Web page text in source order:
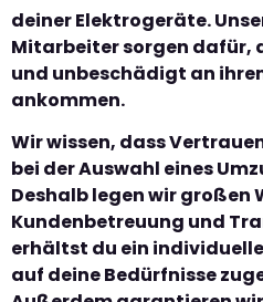
deiner Elektrogeräte.
Mitarbeiter sorgen dafür,
und unbeschädigt an
ankommen.
Wir wissen, dass
bei der Auswahl eines
Deshalb legen wir großen
Kundenbetreuung und
erhältst du ein
auf deine Bedürfnisse